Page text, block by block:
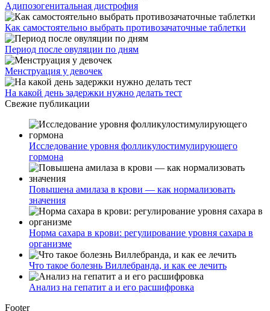
Адипозогенитальная дистрофия
Как самостоятельно выбрать противозачаточные таблетки
Период после овуляции по дням
Менструация у девочек
На какой день задержки нужно делать тест
Свежие публикации
Исследование уровня фолликулостимулирующего
гормона
Повышена амилаза в крови — как нормализовать
значения
Норма сахара в крови: регулирование уровня сахара в
организме
Что такое болезнь Виллебранда, и как ее лечить
Анализ на гепатит а и его расшифровка
Footer